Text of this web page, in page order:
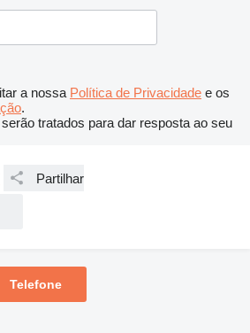
a nossa Política de Privacidade e os
.
tratados para dar resposta ao seu
Partilhar
Telefone